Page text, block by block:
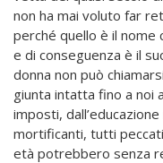
non ha mai voluto far
perché quello è il nome
e di conseguenza è il
donna non può
giunta intatta fino a noi
imposti,
mortificanti, tutti peccati
età potrebbero senza